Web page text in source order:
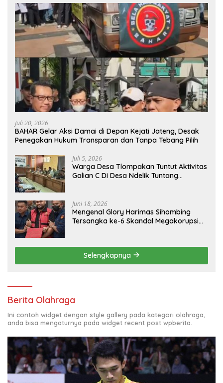
Juli 20, 2026
BAHAR Gelar Aksi Damai di Depan Kejati Jateng, Desak
Penegakan Hukum Transparan dan Tanpa Tebang Pilih
Juli 5, 2026
Warga Desa Tlompakan Tuntut Aktivitas
Galian C Di Desa Ndelik Tuntang
Juni 18, 2026
Mengenal Glory Harimas Sihombing
Tersangka ke-6 Skandal Megakorupsi
Selengkapnya
Berita Olahraga
Ini contoh widget dengan style gallery pada kategori olahraga,
anda bisa mengaturnya pada widget recent post wpberita.